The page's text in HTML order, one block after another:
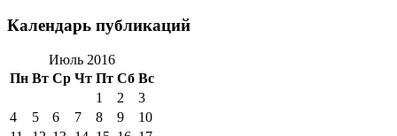
Календарь публикаций
Июль 2016
Пн Вт Ср Чт Пт Сб Вс
1 2
3
4
5 6 7 8 9
10